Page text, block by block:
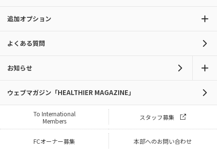
追加オプション
よくある質問
お知らせ
ウェブマガジン「HEALTHIER MAGAZINE」
To International
Members
スタッフ募集
FCオーナー募集 本部へのお問い合わせ